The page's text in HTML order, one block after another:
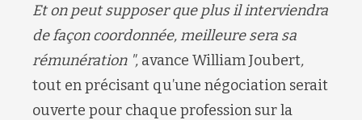
Et on peut supposer que plus il interviendra
de façon coordonnée, meilleure sera sa
rémunération ", avance William Joubert,
tout en précisant qu’une négociation serait
ouverte pour chaque profession sur la